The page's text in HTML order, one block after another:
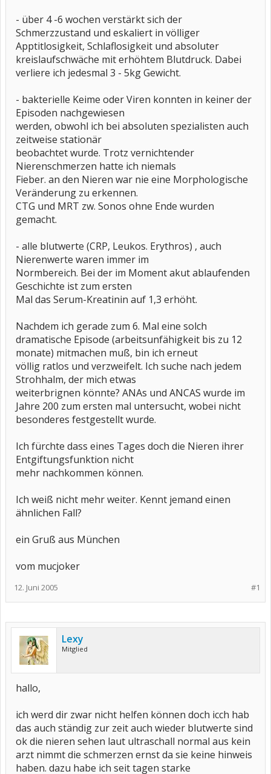
- über 4 -6 wochen verstärkt sich der
Schmerzzustand und eskaliert in völliger
Apptitlosigkeit, Schlaflosigkeit und absoluter
kreislaufschwäche mit erhöhtem Blutdruck. Dabei
verliere ich jedesmal 3 - 5kg Gewicht.
- bakterielle Keime oder Viren konnten in keiner der
Episoden nachgewiesen
werden, obwohl ich bei absoluten spezialisten auch
zeitweise stationär
beobachtet wurde. Trotz vernichtender
Nierenschmerzen hatte ich niemals
Fieber. an den Nieren war nie eine Morphologische
Veränderung zu erkennen.
CTG und MRT zw. Sonos ohne Ende wurden
gemacht.
- alle blutwerte (CRP, Leukos. Erythros) , auch
Nierenwerte waren immer im
Normbereich. Bei der im Moment akut ablaufenden
Geschichte ist zum ersten
Mal das Serum-Kreatinin auf 1,3 erhöht.
Nachdem ich gerade zum 6. Mal eine solch
dramatische Episode (arbeitsunfähigkeit bis zu 12
monate) mitmachen muß, bin ich erneut
völlig ratlos und verzweifelt. Ich suche nach jedem
Strohhalm, der mich etwas
weiterbrignen könnte? ANAs und ANCAS wurde im
Jahre 200 zum ersten mal untersucht, wobei nicht
besonderes festgestellt wurde.
Ich fürchte dass eines Tages doch die Nieren ihrer
Entgiftungsfunktion nicht
mehr nachkommen können.
Ich weiß nicht mehr weiter. Kennt jemand einen
ähnlichen Fall?
ein Gruß aus München
vom mucjoker
#1
12. Juni 2005
Lexy
Mitglied
hallo,
ich werd dir zwar nicht helfen können doch icch hab
das auch ständig zur zeit auch wieder blutwerte sind
ok die nieren sehen laut ultraschall normal aus kein
arzt nimmt die schmerzen ernst da sie keine hinweis
haben. dazu habe ich seit tagen starke